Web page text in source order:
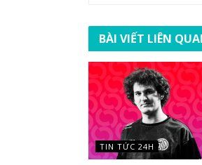
BÀI VIẾT LIÊN
TIN TỨC 24H